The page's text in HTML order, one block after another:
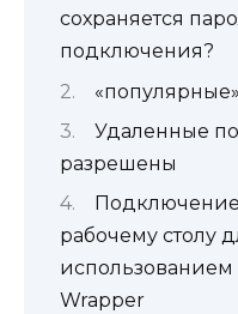
сохраняется
подключения?
Удаленные
разрешены
рабочему столу
использованием
Wrapper